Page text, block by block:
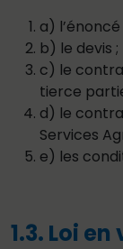
a)
b) le devis ;
c) le
tierce
d) le
Services
e) les
1.3. Loi